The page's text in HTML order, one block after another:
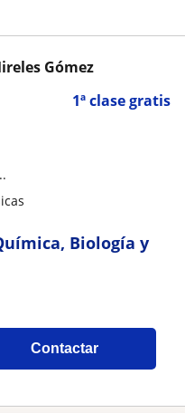
1ª clase gratis
Gómez
Biología y
Contactar